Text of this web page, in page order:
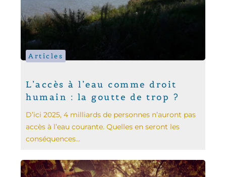
Articles
L’accès à l’eau comme droit
humain : la goutte de trop ?
D’ici 2025, 4 milliards de personnes n’auront pas
accès à l’eau courante. Quelles en seront les
conséquences...